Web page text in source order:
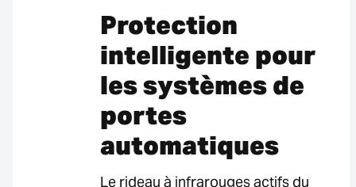
Protection
intelligente pour
les systèmes de
portes
automatiques
Le rideau à infrarouges actifs du